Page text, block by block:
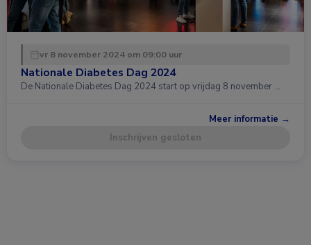
vr 8 november 2024 om 09:00 uur
Nationale Diabetes Dag 2024
De Nationale Diabetes Dag 2024 start op vrijdag 8 november …
Meer informatie →
Inschrijven gesloten